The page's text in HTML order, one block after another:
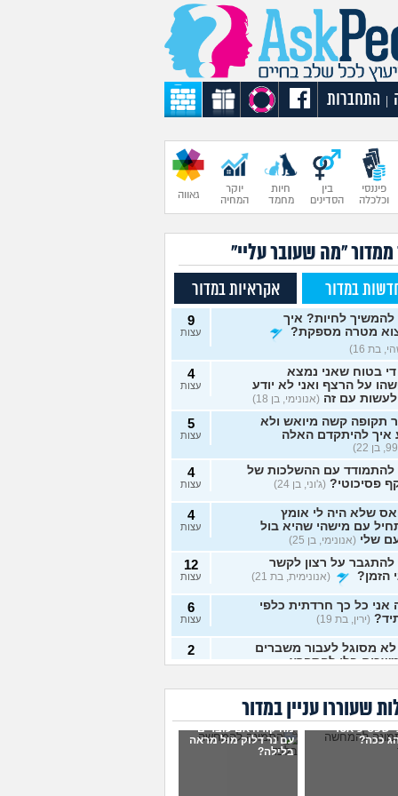
התחברות
פיננסי
וכלכלה
בין
הסדינים
חיות
מחמד
יוקר
המחיה
גאווה
ממדור "מה שעובר עליי"
במדור אקראיות במדור
להמשיך לחיות? איך
מטרה מספקת?
בת 16)
9
עצות
די בטוח שאני נמצא
על הרצף ואני לא יודע
עם זה (אנונימי, בן 18)
4
עצות
תקופה קשה מיואש ולא
איך להיתקדם האלה
5
עצות
להתמודד עם ההשלכות של
פסיכוטי? (ג'וני, בן 24)
4
עצות
שלא היה לי אומץ
עם מישהי שהיא בול
שלי (אנונימי, בן 25)
4
עצות
להתגבר על רצון לקשר
הזמן?
(אנונימית, בת 21)
12
עצות
אני כל כך חרדתית כלפי
(ירין, בת 19)
6
עצות
לא מסוגל לעבור משברים
בלי להתפרץ
2
חסר רגשות באופן מדאיג
(אנונימית, בת 33)
תקוע בחיים, איך
2
שעוררו עניין במדור
שפסיכיאטר
ככה?
מה קורה אם עוברים
עם נר דלוק מול מראה
בלילה?